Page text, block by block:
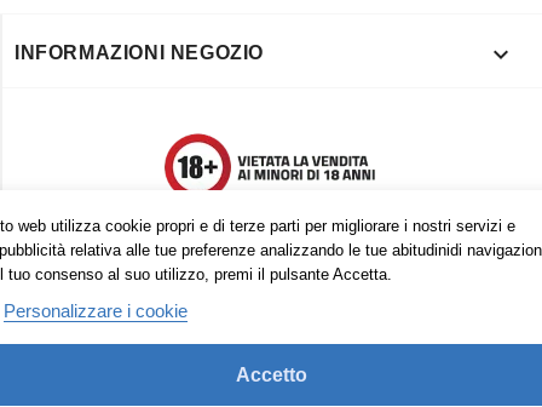
web utilizza cookie propri e di terze parti per migliorare i nostri servizi e
relativa alle tue preferenze analizzando le tue abitudinidi
tuo consenso al suo utilizzo, premi il pulsante Accetta.
Personalizzare i cookie
Accetto
INFORMAZIONI NEGOZIO 
Trovaci anche su: